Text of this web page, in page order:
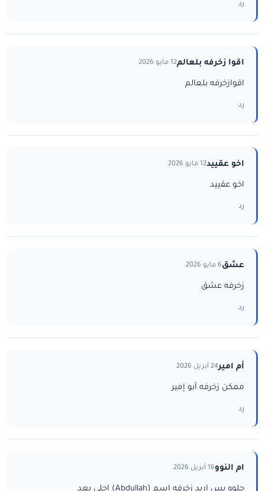
رد
اقوا زخرفه بلعالم12 مايو 2026
اقوازخرفه بلعالم
رد
اخو عقييد12 مايو 2026
اخو عقييد
رد
عشق6 مايو 2026
زخرفه عشق
رد
أم امير24 أبريل 2026
ممكن زخرفه أبو إمير
رد
ام النوو16 أبريل 2026
حلوو بس اريد زخرفه اسم (Abdullah) احلى بعد